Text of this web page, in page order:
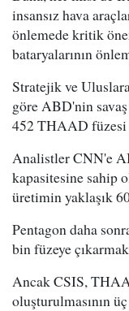
insansız hava
önlemede kritik
bataryalarının
Stratejik ve
göre ABD'nin
452 THAAD füzesi
Analistler CNN'e
kapasitesine sahip
üretimin yaklaşık
Pentagon daha
bin füzeye
Ancak CSIS,
oluşturulmasının